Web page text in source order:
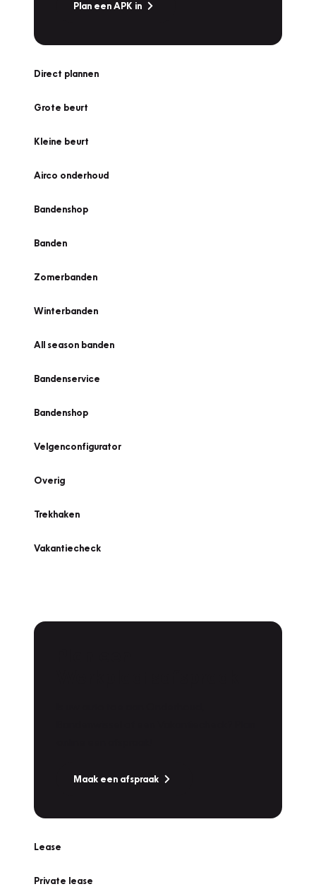
Plan een APK in
Direct plannen
Grote beurt
Kleine beurt
Airco onderhoud
Bandenshop
Banden
Zomerbanden
Winterbanden
All season banden
Bandenservice
Bandenshop
Velgenconfigurator
Overig
Trekhaken
Vakantiecheck
Maak een afspraak
Lease
Private lease